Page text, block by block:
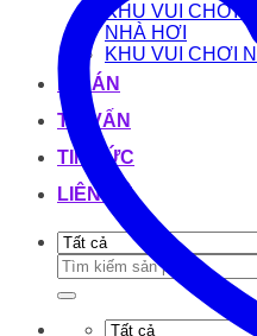
KHU VUI CHƠI
NHÀ HƠI
KHU VUI CHƠI
DỰ ÁN
TƯ VẤN
TIN TỨC
LIÊN HỆ
Tìm
kiếm: